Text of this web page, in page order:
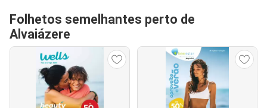
Folhetos semelhantes perto de
Alvaiázere